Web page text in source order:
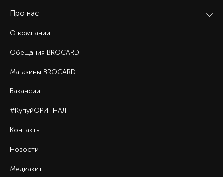
Про нас
О компании
Обещания BROCARD
Магазины BROCARD
Вакансии
#КупуйОРИГІНАЛ
Контакты
Новости
Медиакит